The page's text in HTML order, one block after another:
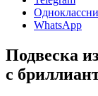
WhatsApp
Подвеска
с